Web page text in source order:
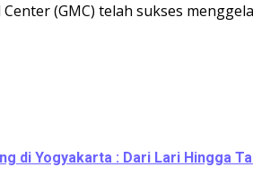
Center (GMC) telah sukses
di Yogyakarta : Dari Lari Hingga